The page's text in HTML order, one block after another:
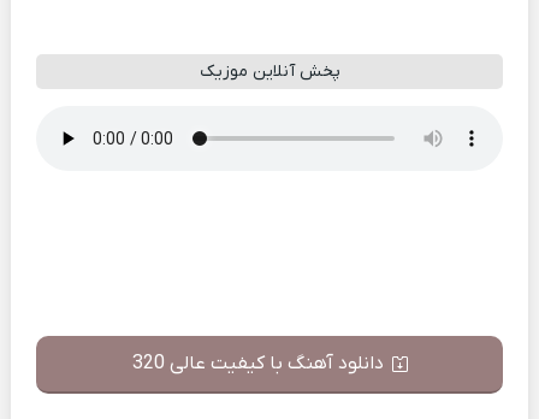
پخش آنلاین موزیک
دانلود آهنگ با کیفیت عالی 320